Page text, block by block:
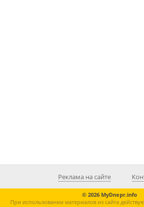
Реклама на сайте
© 2026 MyDnepr.info
При использовании материалов из сайта